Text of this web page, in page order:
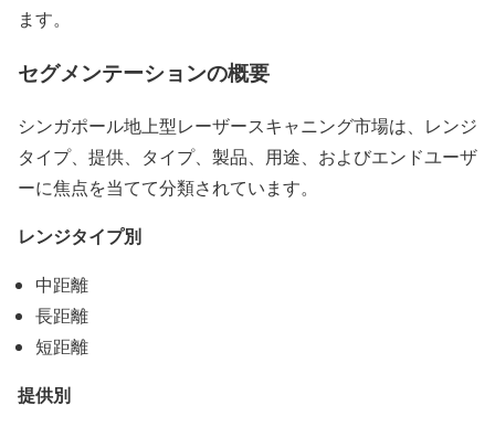
ます。
セグメンテーションの概要
シンガポール地上型レーザースキャニング市場は、レンジ
タイプ、提供、タイプ、製品、用途、およびエンドユーザ
ーに焦点を当てて分類されています。
レンジタイプ別
中距離
長距離
短距離
提供別